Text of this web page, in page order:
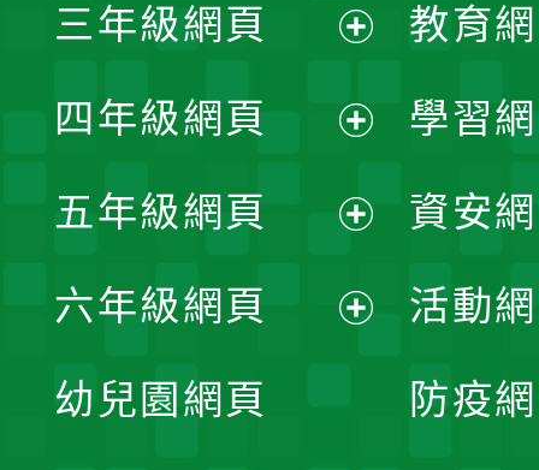
選
單
開
選
單
三年級網頁
開
選
單
四年級網頁
開
選
五年級網頁
開
六年級網頁
幼兒園網頁
教育
學習
資安
活動
防疫